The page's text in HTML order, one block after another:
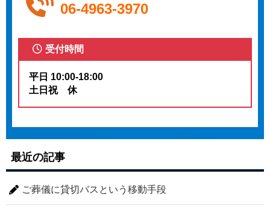
06-4963-3970
受付時間
平日 10:00-18:00
土日祝 休
最近の記事
ご葬儀に貸切バスという移動手段